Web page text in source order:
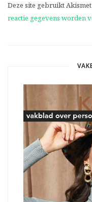
Deze site gebruikt
reactie gegevens worden